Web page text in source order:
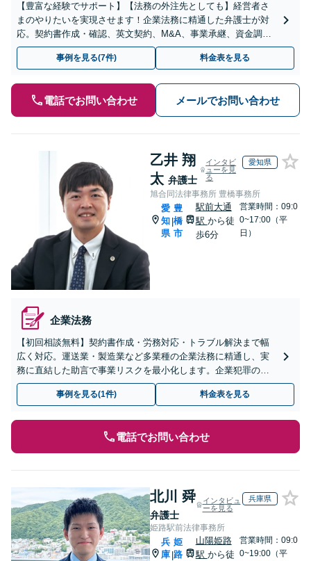
【豊富な経験でサポート】【法務の外注先としても】経営者さ
まのやりたいを実現させます！企業法務に精通した弁護士が対
応。契約書作成・確認、英文契約、M&A、事業承継、資金調
達、訴訟など、お任せください【複数の顧問契約プランあり】
【英語対応】事例を見る(7件) 料金表を見る
電話でお問い合わせ メールでお問い合わせ
乙井 翔
太 弁護士
インタビ
ューを見
る
愛知県
旭合同法律事務所 豊橋事務所
愛
知
県
|
豊
橋
市
駅前大通
駅 から徒
歩6分
営業時間：09:0
0~17:00（平
日）
企業法務
【初回相談無料】契約書作成・労務対応・トラブル解決まで幅
広く対応。運送業・製造業など多業種の企業法務に精通し、実
務に直結した助言で事業リスクを最小化します。企業犯罪のご
相談もお任せください【休日・夜間対応OK】【豊橋駅10分】
事例を見る(1件) 料金表を見る
電話でお問い合わせ
北川 舜
弁護士
インタビュ
ーを見る
兵庫県
姫路駅前法律事務所
兵
庫
姫
路
山陽姫路
駅 から徒
営業時間：09:0
0~19:00（平